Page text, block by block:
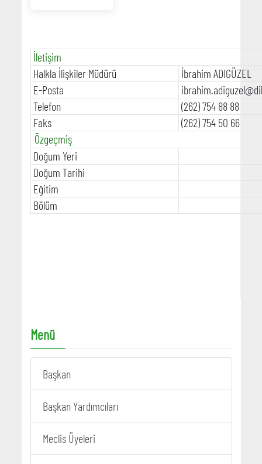
İletişim
Halkla İlişkiler Müdürü
İbrahim ADIGÜZEL
E-Posta
Telefon
(262) 754 88 88
Faks
(262) 754 50 66
Özgeçmiş
Doğum Yeri
Doğum Tarihi
Eğitim
Bölüm
Menü
Başkan
Başkan Yardımcıları
Meclis Üyeleri